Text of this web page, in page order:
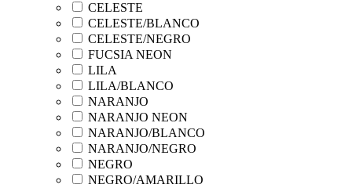
CELESTE
CELESTE/BLANCO
CELESTE/NEGRO
FUCSIA NEON
LILA
LILA/BLANCO
NARANJO
NARANJO NEON
NARANJO/BLANCO
NARANJO/NEGRO
NEGRO
NEGRO/AMARILLO